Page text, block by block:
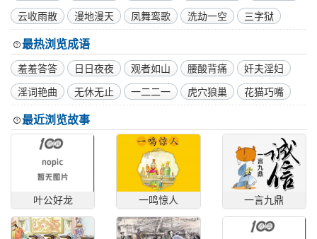
云收雨散
漫地漫天 凤舞鸾歌 洗劫一空 三字狱
最热浏览成语
羞羞答答 日日夜夜 观者如山 腰酸背痛
奸夫淫妇
淫词艳曲
无休无止 一二二一 虎穴狼巢 花猫巧嘴
最近浏览故事
叶公好龙 一鸣惊人 一言九鼎